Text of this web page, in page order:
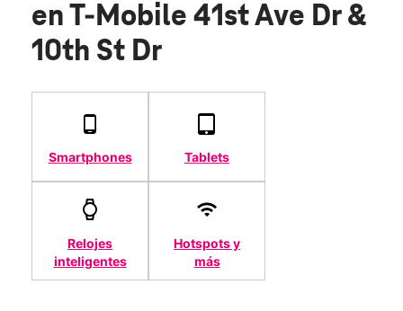
en T-Mobile 41st Ave Dr &
10th St Dr
Smartphones Tablets
Relojes
inteligentes
Hotspots y
más